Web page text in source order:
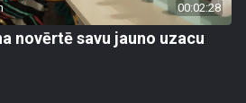
00:02:28
novērtē savu jauno uzacu